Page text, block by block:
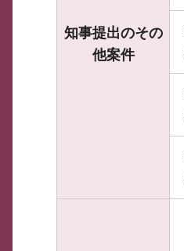
知事提出のその
他案件